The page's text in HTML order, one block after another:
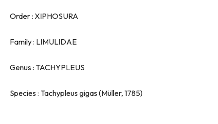
Order : XIPHOSURA
Family : LIMULIDAE
Genus : TACHYPLEUS
Species : Tachypleus gigas (Müller, 1785)